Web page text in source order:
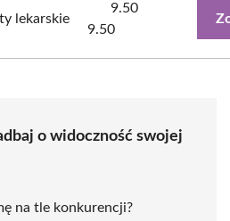
lekarskie
9.50
9.50
o widoczność swojej
na tle konkurencji?